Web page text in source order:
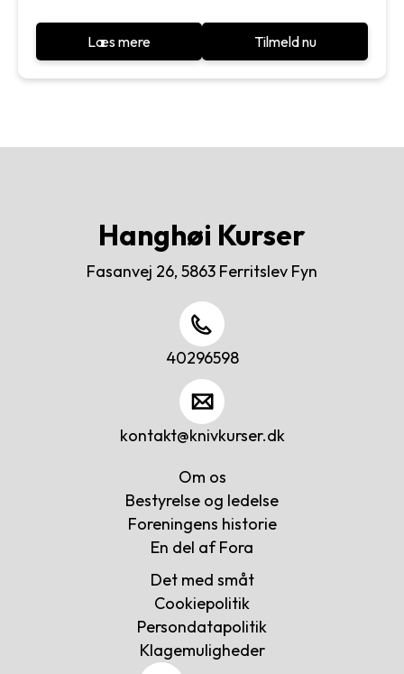
Læs mere Tilmeld nu
Hanghøi Kurser
Fasanvej 26, 5863 Ferritslev Fyn
40296598
kontakt@knivkurser.dk
Om os
Bestyrelse og ledelse
Foreningens historie
En del af Fora
Det med småt
Cookiepolitik
Persondatapolitik
Klagemuligheder
Cookies